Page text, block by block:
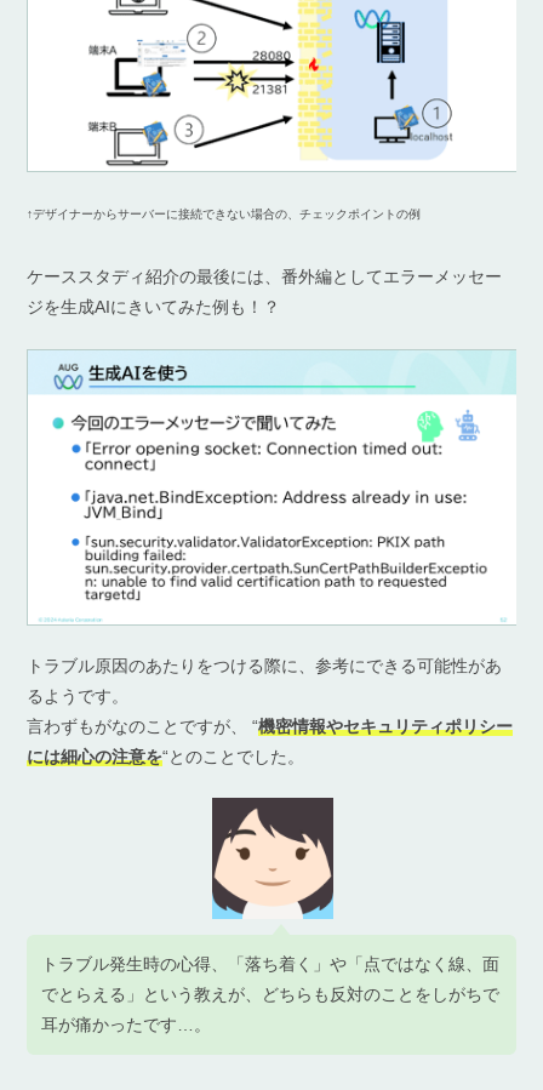
↑デザイナーからサーバーに接続できない場合の、チェックポイントの例
ケーススタディ紹介の最後には、番外編としてエラーメッセー
ジを生成AIにきいてみた例も！？
トラブル原因のあたりをつける際に、参考にできる可能性があ
るようです。
言わずもがなのことですが、 “機密情報やセキュリティポリシー
には細心の注意を“とのことでした。
トラブル発生時の心得、「落ち着く」や「点ではなく線、面
でとらえる」という教えが、どちらも反対のことをしがちで
耳が痛かったです…。